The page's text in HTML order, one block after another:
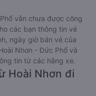
vẫn chưa được công
các bạn thông tin vé
ngày giờ bán vé của
Nhơn - Đức Phổ và
tin từ các hãng xe.
Hoài Nhơn đi